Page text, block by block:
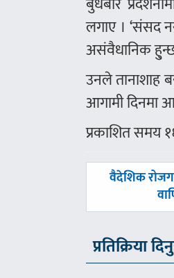
लगाए । ‘संसद
असंवैधानिक
उनले तानाशाह
आगामी दिनमा
प्रकाशित समय
पछिल्लाे
वैदेशिक
प्रतिक्रिया